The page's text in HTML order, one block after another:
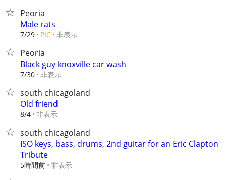
Peoria
Male rats
7/29 PIC 非表示
Peoria
Black guy knoxville car wash
7/30 非表示
south chicagoland
Old friend
8/4 非表示
south chicagoland
ISO keys, bass, drums, 2nd guitar for an Eric Clapton
Tribute
5時間前 非表示